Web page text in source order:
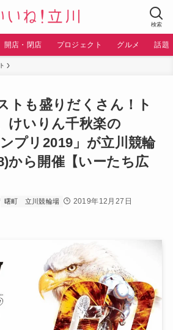
検索
開店・閉店 プロジェクト グルメ 話題
トも盛りだくさん！ト
けいりん千秋楽の
プリ2019」が立川競輪
から開催【いーたち広
曙町 立川競輪場
2019年12月27日